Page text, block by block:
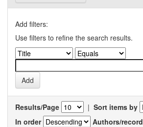
Add filters:
Use filters to refine the search results.
Results/Page | Sort items by
In order
Authors/record